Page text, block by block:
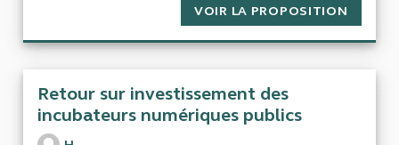
VOIR LA PROPOSITION
Retour sur investissement des
incubateurs numériques publics